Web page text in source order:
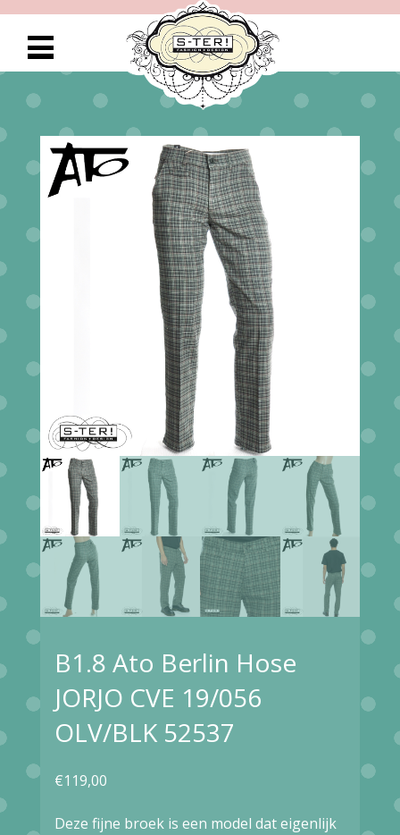
B1.8 Ato Berlin Hose
JORJO CVE 19/056
OLV/BLK 52537
€119,00
Deze fijne broek is een model dat eigenlijk